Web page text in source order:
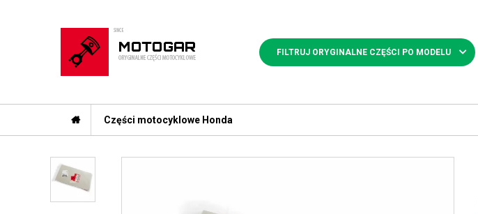
FILTRUJ ORYGINALNE CZĘŚCI PO MODELU
Części motocyklowe Honda